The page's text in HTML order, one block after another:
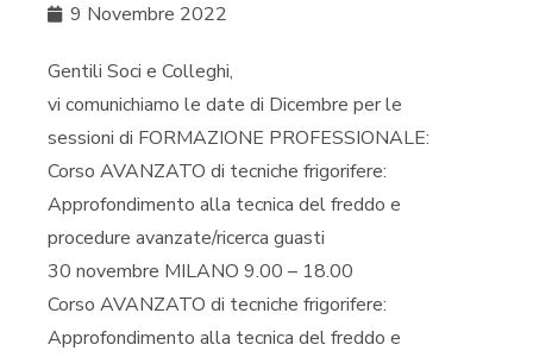
9 Novembre 2022
Gentili Soci e Colleghi,
vi comunichiamo le date di Dicembre per le
sessioni di FORMAZIONE PROFESSIONALE:
Corso AVANZATO di tecniche frigorifere:
Approfondimento alla tecnica del freddo e
procedure avanzate/ricerca guasti
30 novembre MILANO 9.00 – 18.00
Corso AVANZATO di tecniche frigorifere:
Approfondimento alla tecnica del freddo e